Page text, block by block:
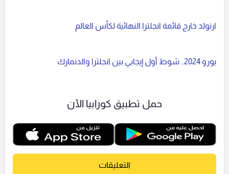
ارنولد خارج قائمة انجلترا النهائية لكأس العالم
يورو 2024.. شوط أول إيجابي بين انجلترا والدنمارك
حمل تطبيق كورابيا الآن
التعليقات